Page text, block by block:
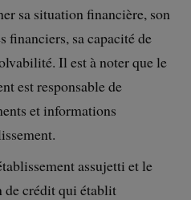
sa situation financière, son
financiers, sa capacité de
Il est à noter que le
est responsable de
et informations
assujetti et le
de crédit qui établit